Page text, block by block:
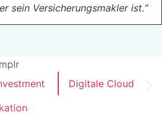
sein Versicherungsmakler ist.“
Digitale Cloud